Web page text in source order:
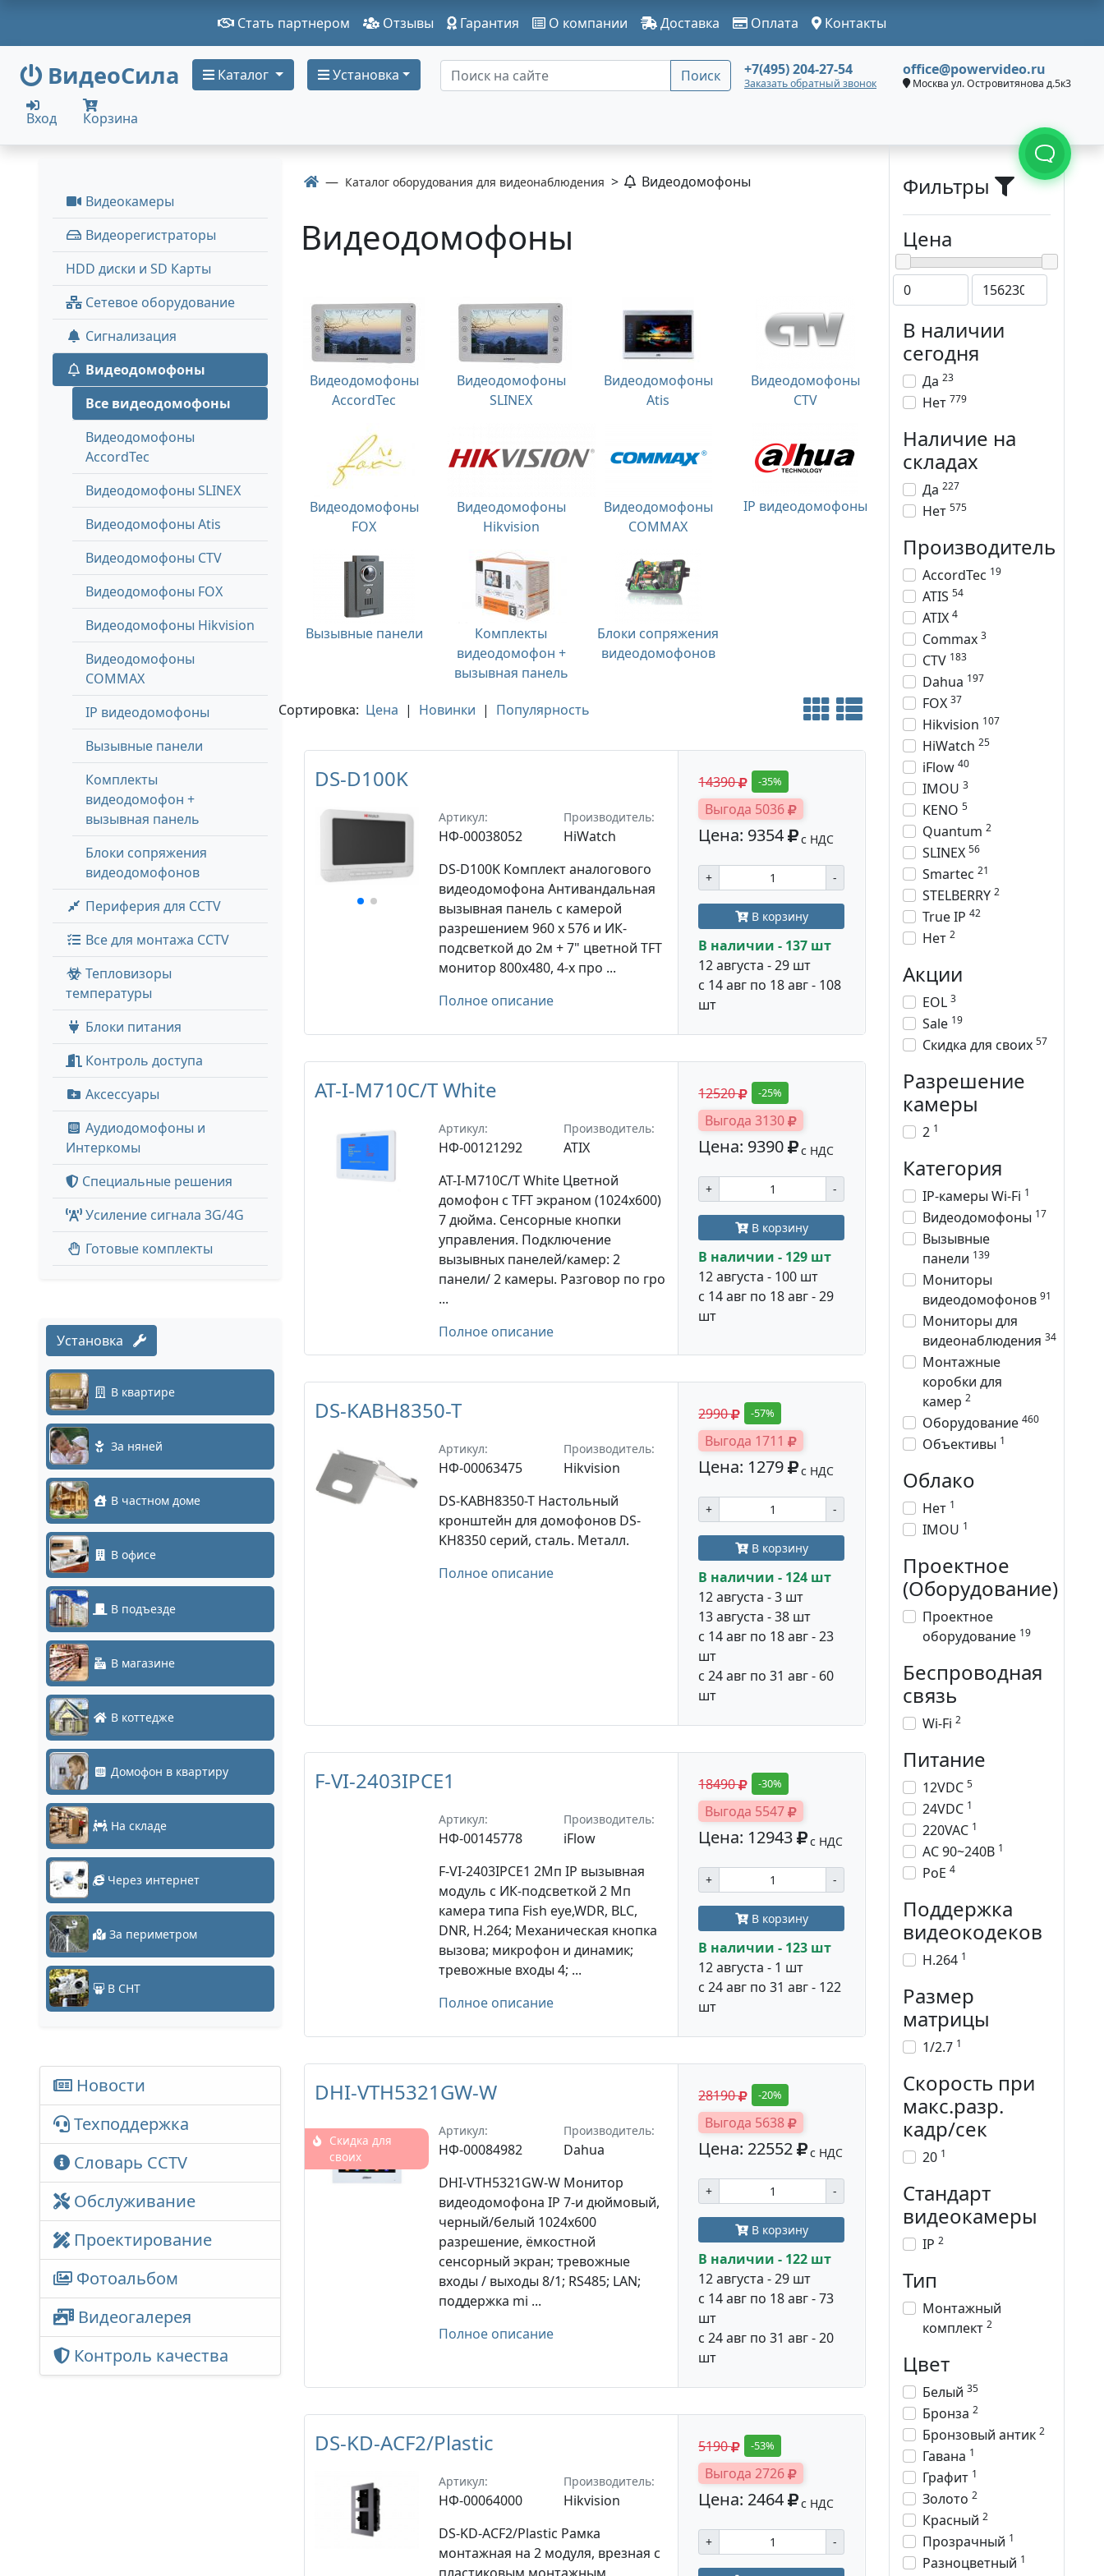
Стать партнером Отзывы Гарантия О компании Доставка Оплата Контакты
ВидеоСила Каталог Установка Поиск +7(495) 204-27-54
Заказать обратный звонок
office@powervideo.ru
Москва ул. Островитянова д.5к3
Вход Корзина
Видеокамеры
Видеорегистраторы
HDD диски и SD Карты
Сетевое оборудование
Сигнализация
Видеодомофоны
Все видеодомофоны
Видеодомофоны
AccordTec
Видеодомофоны SLINEX
Видеодомофоны Atis
Видеодомофоны CTV
Видеодомофоны FOX
Видеодомофоны Hikvision
Видеодомофоны
COMMAX
IP видеодомофоны
Вызывные панели
Комплекты
видеодомофон +
вызывная панель
Блоки сопряжения
видеодомофонов
Периферия для CCTV
Все для монтажа CCTV
Тепловизоры
температуры
Блоки питания
Контроль доступа
Аксессуары
Аудиодомофоны и
Интеркомы
Специальные решения
Усиление сигнала 3G/4G
Готовые комплекты
Установка
В квартире
За няней
В частном доме
В офисе
В подъезде
В магазине
В коттедже
Домофон в квартиру
На складе
Через интернет
За периметром
В СНТ
Новости
Техподдержка
Словарь CCTV
Обслуживание
Проектирование
Фотоальбом
Видеогалерея
Контроль качества
Каталог оборудования для видеонаблюдения > Видеодомофоны
Видеодомофоны
Видеодомофоны
AccordTec
Видеодомофоны
SLINEX
Видеодомофоны
Atis
Видеодомофоны
CTV
Видеодомофоны
FOX
Видеодомофоны
Hikvision
Видеодомофоны
COMMAX
IP видеодомофоны
Вызывные панели
Комплекты
видеодомофон +
вызывная панель
Блоки сопряжения
видеодомофонов
Сортировка: Цена | Новинки | Популярность
DS-D100K
Артикул:
НФ-00038052
Производитель:
HiWatch
DS-D100K Комплект аналогового
видеодомофона Антивандальная
вызывная панель с камерой
разрешением 960 x 576 и ИК-
подсветкой до 2м + 7" цветной TFT
монитор 800х480, 4-х про ...
Полное описание
14390 -35%
Выгода 5036
Цена: 9354 с НДС
+ -
В корзину
В наличии - 137 шт
12 августа - 29 шт
с 14 авг по 18 авг - 108
шт
AT-I-M710C/T White
Артикул:
НФ-00121292
Производитель:
ATIX
AT-I-M710C/T White Цветной
домофон с TFT экраном (1024x600)
7 дюйма. Сенсорные кнопки
управления. Подключение
вызывных панелей/камер: 2
панели/ 2 камеры. Разговор по гро
...
Полное описание
12520 -25%
Выгода 3130
Цена: 9390 с НДС
+ -
В корзину
В наличии - 129 шт
12 августа - 100 шт
с 14 авг по 18 авг - 29
шт
DS-KABH8350-T
Артикул:
НФ-00063475
Производитель:
Hikvision
DS-KABH8350-T Настольный
кронштейн для домофонов DS-
KH8350 серий, сталь. Металл.
Полное описание
2990 -57%
Выгода 1711
Цена: 1279 с НДС
+ -
В корзину
В наличии - 124 шт
12 августа - 3 шт
13 августа - 38 шт
с 14 авг по 18 авг - 23
шт
с 24 авг по 31 авг - 60
шт
F-VI-2403IPCE1
Артикул:
НФ-00145778
Производитель:
iFlow
F-VI-2403IPCE1 2Мп IP вызывная
модуль c ИК-подсветкой 2 Мп
камера типа Fish eye,WDR, BLC,
DNR, H.264; Механическая кнопка
вызова; микрофон и динамик;
тревожные входы 4; ...
Полное описание
18490 -30%
Выгода 5547
Цена: 12943 с НДС
+ -
В корзину
В наличии - 123 шт
12 августа - 1 шт
с 24 авг по 31 авг - 122
шт
DHI-VTH5321GW-W
Скидка для
своих
Артикул:
НФ-00084982
Производитель:
Dahua
DHI-VTH5321GW-W Монитор
видеодомофона IP 7-и дюймовый,
черный/белый 1024x600
разрешение, ёмкостной
сенсорный экран; тревожные
входы / выходы 8/1; RS485; LAN;
поддержка mi ...
Полное описание
28190 -20%
Выгода 5638
Цена: 22552 с НДС
+ -
В корзину
В наличии - 122 шт
12 августа - 29 шт
с 14 авг по 18 авг - 73
шт
с 24 авг по 31 авг - 20
шт
DS-KD-ACF2/Plastic
Артикул:
НФ-00064000
Производитель:
Hikvision
DS-KD-ACF2/Plastic Рамка
монтажная на 2 модуля, врезная с
5190 -53%
Выгода 2726
Цена: 2464 с НДС
+ -
Фильтры
Цена
В наличии
сегодня
Да 23
Нет 779
Наличие на
складах
Да 227
Нет 575
Производитель
AccordTec 19
ATIS 54
ATIX 4
Commax 3
CTV 183
Dahua 197
FOX 37
Hikvision 107
HiWatch 25
iFlow 40
IMOU 3
KENO 5
Quantum 2
SLINEX 56
Smartec 21
STELBERRY 2
True IP 42
Нет 2
Акции
EOL 3
Sale 19
Скидка для своих 57
Разрешение
камеры
2 1
Категория
IP-камеры Wi-Fi 1
Видеодомофоны 17
Вызывные
панели 139
Мониторы
видеодомофонов 91
Мониторы для
видеонаблюдения 34
Монтажные
коробки для
камер 2
Оборудование 460
Объективы 1
Облако
Нет 1
IMOU 1
Проектное
(Оборудование)
Проектное
оборудование 19
Беспроводная
связь
Wi-Fi 2
Питание
12VDC 5
24VDC 1
220VAC 1
AC 90~240В 1
PoE 4
Поддержка
видеокодеков
H.264 1
Размер
матрицы
1/2.7 1
Скорость при
макс.разр.
кадр/сек
20 1
Стандарт
видеокамеры
IP 2
Тип
Монтажный
комплект 2
Цвет
Белый 35
Бронза 2
Бронзовый антик 2
Гавана 1
Графит 1
Золото 2
Красный 2
Прозрачный 1
Разноцветный 1